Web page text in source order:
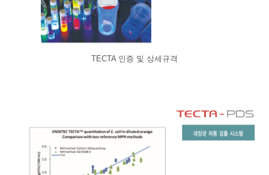
TECTA 인증 및 상세규격